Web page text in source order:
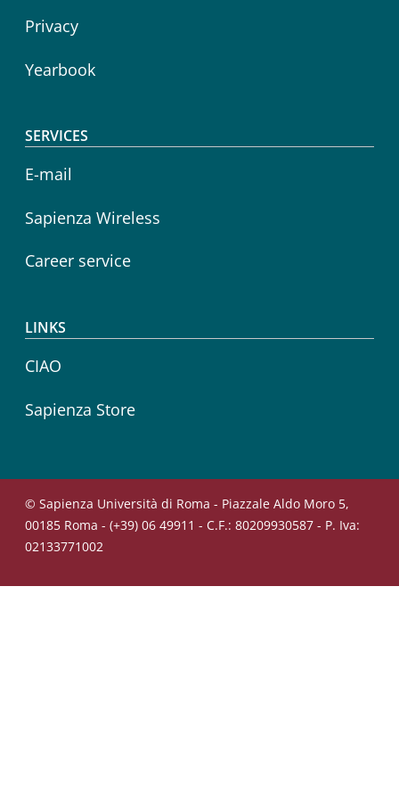
Privacy
Yearbook
SERVICES
E-mail
Sapienza Wireless
Career service
LINKS
CIAO
Sapienza Store
© Sapienza Università di Roma - Piazzale Aldo Moro 5,
00185 Roma - (+39) 06 49911 - C.F.: 80209930587 - P. Iva:
02133771002